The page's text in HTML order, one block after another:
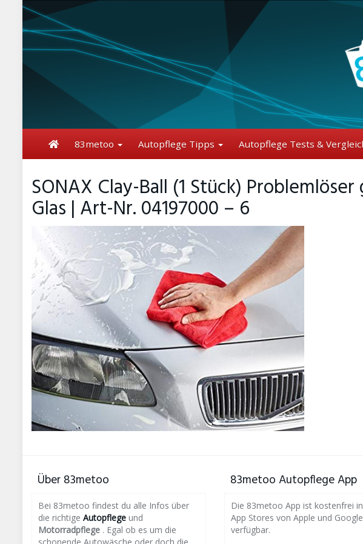
content
83metoo Autopflege Tipps Autopflege Tests &
SONAX Clay-Ball (1 Stück)
Glas | Art-Nr. 04197000 – 6
Über 83metoo
Bei 83metoo findest du alle Infos über
die richtige Autopflege und
Motorradpflege . Egal ob es um die
83metoo Autopflege App
Die 83metoo App ist kostenfrei
App Stores von Apple und Google
verfügbar.